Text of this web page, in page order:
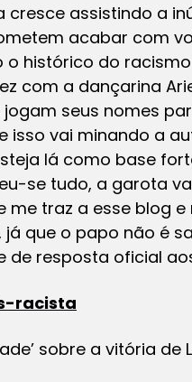
cresce assistindo a
acabar com
o histórico do
com a dançarina
seus nomes
isso vai minando a
lá como base
se tudo, a garota
me traz a esse blog
já que o papo não é
de resposta oficial
sobre a vitória de